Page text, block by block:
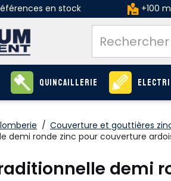
en stock +100
Quincaillerie
/ Couverture et gouttières
ronde zinc pour couverture
demi